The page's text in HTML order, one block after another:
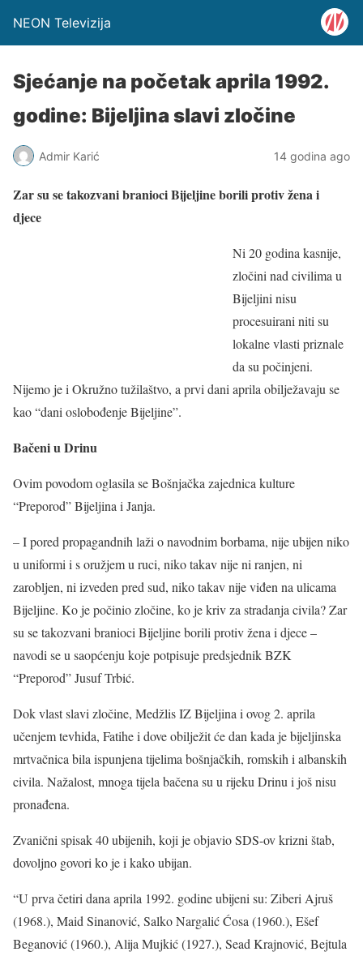
NEON Televizija
Sjećanje na početak aprila 1992.
godine: Bijeljina slavi zločine
Admir Karić 14 godina ago
Zar su se takozvani branioci Bijeljine borili protiv žena i
djece
Ni 20 godina kasnije,
zločini nad civilima u
Bijeljini nisu
procesuirani niti su
lokalne vlasti priznale
da su počinjeni.
Nijemo je i Okružno tužilaštvo, a prvi dani aprila obilježavaju se
kao “dani oslobođenje Bijeljine”.
Bačeni u Drinu
Ovim povodom oglasila se Bošnjačka zajednica kulture
“Preporod” Bijeljina i Janja.
– I pored propagandnih laži o navodnim borbama, nije ubijen niko
u uniformi i s oružjem u ruci, niko takav nije ni ranjen, ni
zarobljen, ni izveden pred sud, niko takav nije viđen na ulicama
Bijeljine. Ko je počinio zločine, ko je kriv za stradanja civila? Zar
su se takozvani branioci Bijeljine borili protiv žena i djece –
navodi se u saopćenju koje potpisuje predsjednik BZK
“Preporod” Jusuf Trbić.
Dok vlast slavi zločine, Medžlis IZ Bijeljina i ovog 2. aprila
učenjem tevhida, Fatihe i dove obilježit će dan kada je bijeljinska
mrtvačnica bila ispunjena tijelima bošnjačkih, romskih i albanskih
civila. Nažalost, mnoga tijela bačena su u rijeku Drinu i još nisu
pronađena.
Zvanični spisak 40 ubijenih, koji je objavio SDS-ov krizni štab,
dovoljno govori ko je i kako ubijan.
“U prva četiri dana aprila 1992. godine ubijeni su: Ziberi Ajruš
(1968.), Maid Sinanović, Salko Nargalić Ćosa (1960.), Ešef
Beganović (1960.), Alija Mujkić (1927.), Sead Krajnović, Bejtula